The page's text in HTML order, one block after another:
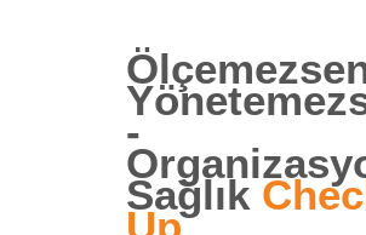
-
Sağlık